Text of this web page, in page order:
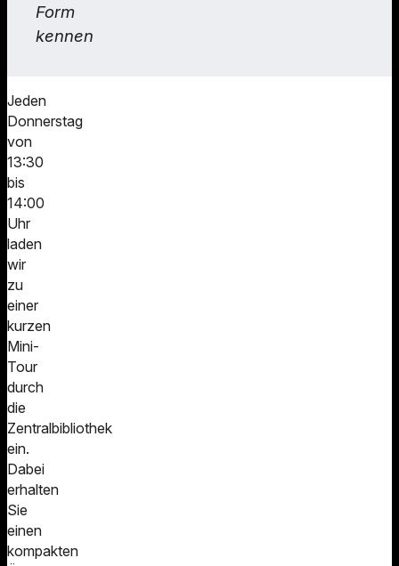
Form
kennen
Jeden
Donnerstag
von
13:30
bis
14:00
Uhr
laden
wir
zu
einer
kurzen
Mini-
Tour
durch
die
Zentralbibliothek
ein.
Dabei
erhalten
Sie
einen
kompakten